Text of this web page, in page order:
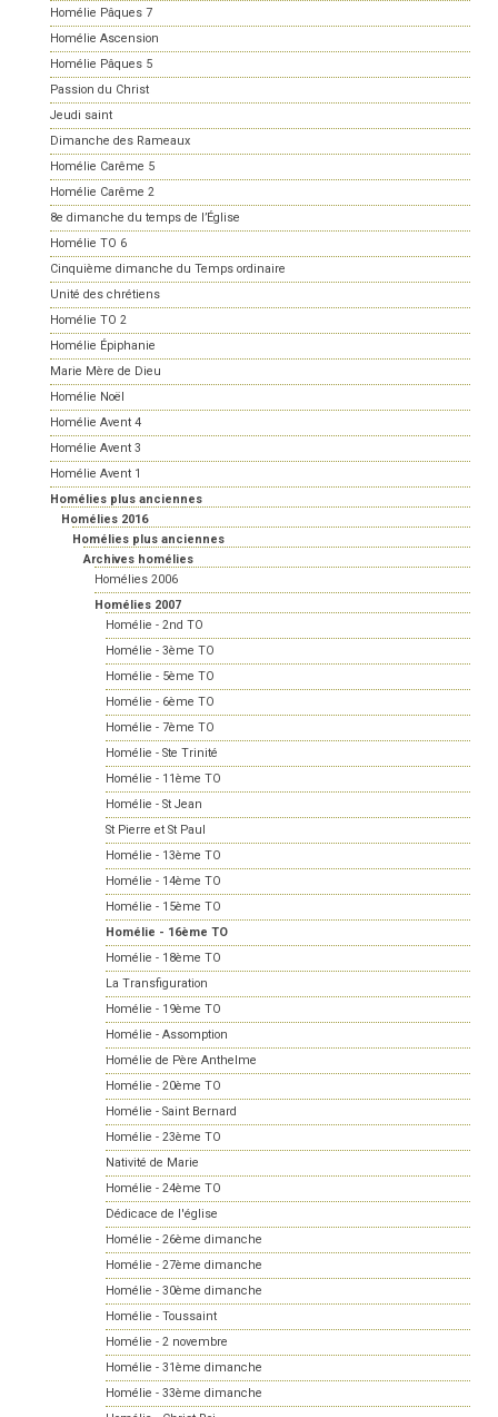
Homélie Pâques 7
Homélie Ascension
Homélie Pâques 5
Passion du Christ
Jeudi saint
Dimanche des Rameaux
Homélie Carême 5
Homélie Carême 2
8e dimanche du temps de l’Église
Homélie TO 6
Cinquième dimanche du Temps ordinaire
Unité des chrétiens
Homélie TO 2
Homélie Épiphanie
Marie Mère de Dieu
Homélie Noël
Homélie Avent 4
Homélie Avent 3
Homélie Avent 1
Homélies plus anciennes
Homélies 2016
Homélies plus anciennes
Archives homélies
Homélies 2006
Homélies 2007
Homélie - 2nd TO
Homélie - 3ème TO
Homélie - 5ème TO
Homélie - 6ème TO
Homélie - 7ème TO
Homélie - Ste Trinité
Homélie - 11ème TO
Homélie - St Jean
St Pierre et St Paul
Homélie - 13ème TO
Homélie - 14ème TO
Homélie - 15ème TO
Homélie - 16ème TO
Homélie - 18ème TO
La Transfiguration
Homélie - 19ème TO
Homélie - Assomption
Homélie de Père Anthelme
Homélie - 20ème TO
Homélie - Saint Bernard
Homélie - 23ème TO
Nativité de Marie
Homélie - 24ème TO
Dédicace de l'église
Homélie - 26ème dimanche
Homélie - 27ème dimanche
Homélie - 30ème dimanche
Homélie - Toussaint
Homélie - 2 novembre
Homélie - 31ème dimanche
Homélie - 33ème dimanche